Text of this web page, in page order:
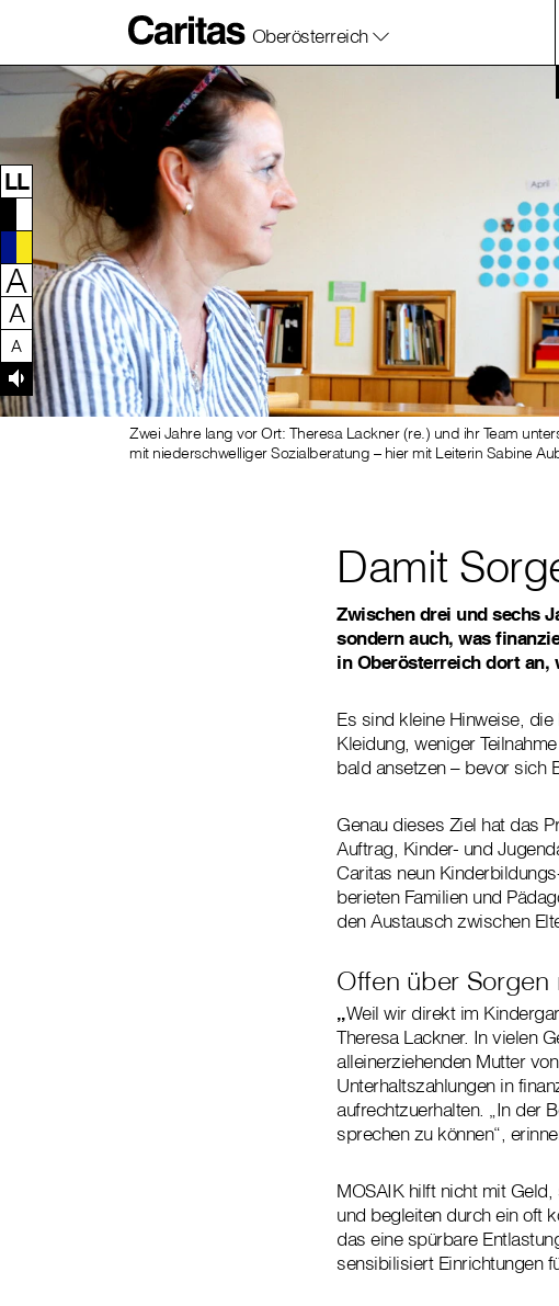
Zum Inhalt dieser Seite
Zur Navigation
Zum Footer dieser Seite
Oberösterreich
LL
A
A
A
Zwei Jahre lang vor Ort: Theresa Lackner (re.) und ihr Team
mit niederschwelliger Sozialberatung – hier mit Leiterin Sabine
Damit
Zwischen drei und sechs
sondern auch, was
in Oberösterreich dort
Es sind kleine Hinweise,
Kleidung, weniger
bald ansetzen – bevor sich
Genau dieses Ziel hat das
Auftrag, Kinder- und
Caritas neun
berieten Familien und
den Austausch zwischen
Offen über Sorgen
„Weil wir direkt im
Theresa Lackner. In vielen
alleinerziehenden Mutter
Unterhaltszahlungen in
aufrechtzuerhalten. „In der
sprechen zu können“,
MOSAIK hilft nicht mit
und begleiten durch ein oft
das eine spürbare
sensibilisiert Einrichtungen